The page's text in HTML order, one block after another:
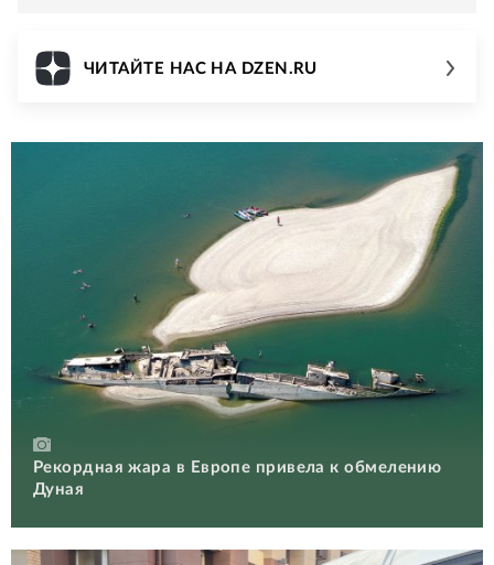
ЧИТАЙТЕ НАС НА DZEN.RU
Рекордная жара в Европе привела к обмелению
Дуная